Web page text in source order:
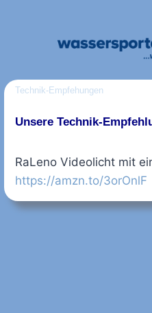
Technik-Empfehungen
Unsere Technik-
RaLeno Videolicht mit
https://amzn.to/3orOnlF